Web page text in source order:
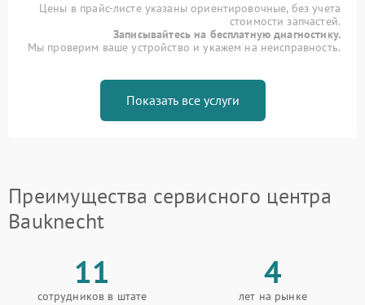
Цены в прайс-листе указаны ориентировочные, без учета
стоимости запчастей.
Записывайтесь на бесплатную диагностику.
Мы проверим ваше устройство и укажем на неисправность.
Показать все услуги
Преимущества сервисного центра
Bauknecht
11
сотрудников в штате
4
лет на рынке